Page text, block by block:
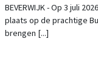
BEVERWIJK - Op 3 juli
plaats op de prachtige
brengen [...]